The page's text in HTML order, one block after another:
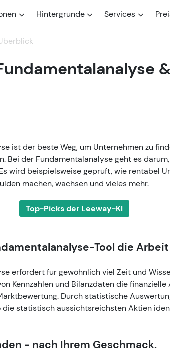
Hintergründe Services
ist der beste Weg, um Unternehmen zu
Bei der Fundamentalanalyse geht es
wird beispielsweise geprüft, wie rentabel
machen, wachsen und vieles mehr.
Top-Picks der Leeway-KI
Tool die
erfordert für gewöhnlich viel Zeit und
Kennzahlen und Bilanzdaten die
Durch statistische
die statistisch aussichtsreichsten Aktien
- nach Ihrem Geschmack.